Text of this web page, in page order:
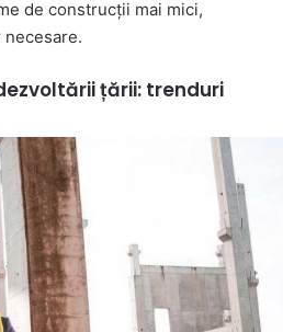
de construcții mai mici,
țării: trenduri